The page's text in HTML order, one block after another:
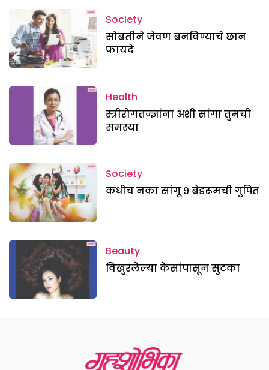
Society
सोबतीने जेवण बनविण्याचे छान
फायदे
Health
स्त्रीरोगतज्ज्ञांना अशी सांगा तुमची
समस्या
Society
कधीच नका सांगू ९ बेडरूमची गुपित
Beauty
विखुरलेल्या केसांपासून सुटका